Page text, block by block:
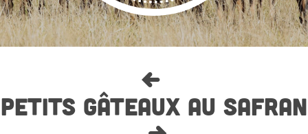
PETITS GÂTEAUX AU SAFRAN